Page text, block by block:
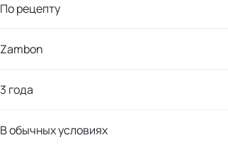
По рецепту
Zambon
3 года
В обычных условиях